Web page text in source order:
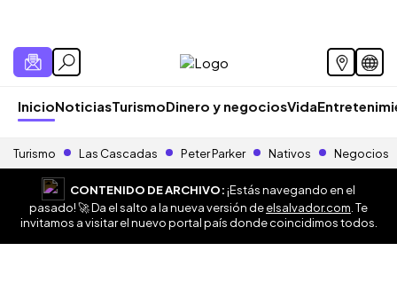
InicioNoticiasTurismoDinero y negociosVida
Turismo Las Cascadas Peter Parker Nativos Negocios
CONTENIDO DE ARCHIVO:¡Estás navegando en el
pasado! 🚀 Da el salto a la nueva versión deelsalvador.com . Te
invitamos a visitar el nuevo portal país donde coincidimos todos.